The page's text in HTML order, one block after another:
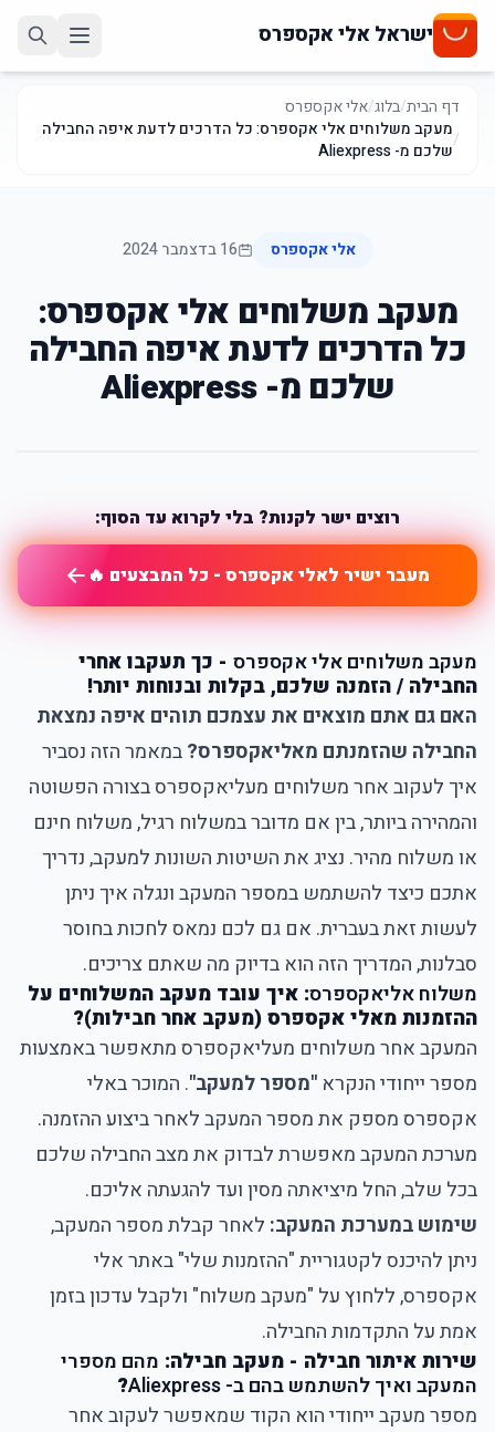
ישראל אלי אקספרס
דף הבית/בלוג/אלי אקספרס
/מעקב משלוחים אלי אקספרס: כל הדרכים לדעת איפה החבילה
שלכם מ- Aliexpress
אלי אקספרס 16 בדצמבר 2024
מעקב משלוחים אלי אקספרס:
כל הדרכים לדעת איפה החבילה
שלכם מ- Aliexpress
רוצים ישר לקנות? בלי לקרוא עד הסוף:
מעבר ישיר לאלי אקספרס - כל המבצעים 🔥
מעקב משלוחים אלי אקספרס - כך תעקבו אחרי
החבילה / הזמנה שלכם, בקלות ובנוחות יותר!
האם גם אתם מוצאים את עצמכם תוהים איפה נמצאת
החבילה שהזמנתם מאליאקספרס?במאמר הזה נסביר
איך לעקוב אחר משלוחים מעליאקספרסבצורה הפשוטה
והמהירה ביותר, בין אם מדובר במשלוח רגיל, משלוח חינם
או משלוח מהיר. נציג את השיטות השונות למעקב, נדריך
אתכם כיצד להשתמש במספר המעקב ונגלה איך ניתן
לעשות זאת בעברית. אם גם לכם נמאס לחכות בחוסר
סבלנות, המדריך הזה הוא בדיוק מה שאתם צריכים.
משלוח אליאקספרס: איך עובד מעקב המשלוחים על
ההזמנות מאלי אקספרס (מעקב אחר חבילות)?
המעקב אחר משלוחים מעליאקספרס מתאפשר באמצעות
מספר ייחודי הנקרא "מספר למעקב". המוכר באלי
אקספרס מספק את מספר המעקב לאחר ביצוע ההזמנה.
מערכת המעקב מאפשרת לבדוק את מצב החבילה שלכם
בכל שלב, החל מיציאתה מסין ועד להגעתה אליכם.
שימוש במערכת המעקב: לאחר קבלת מספר המעקב,
ניתן להיכנס לקטגוריית "ההזמנות שלי" באתר אלי
אקספרס, ללחוץ על "מעקב משלוח" ולקבל עדכון בזמן
אמת על התקדמות החבילה.
שירות איתור חבילה - מעקב חבילה: מהם מספרי
המעקב ואיך להשתמש בהם ב- Aliexpress
?
מספר מעקב ייחודי הוא הקוד שמאפשר לעקוב אחר